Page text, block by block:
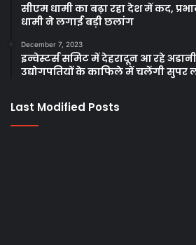
सीएम धामी का बढ़ा रहा देश में कद,
धामी ने लगाई बड़ी छलांग
December 7, 2023
इन्वेस्टर्स समिट में देहरादून आ रहे
उद्योगपतियों के काफिले में चलेंगी सुपर
Last Modified Posts